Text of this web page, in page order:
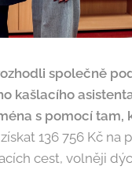
společně
kašlacího
s pomocí tam,
136 756 Kč na
cest, volněji